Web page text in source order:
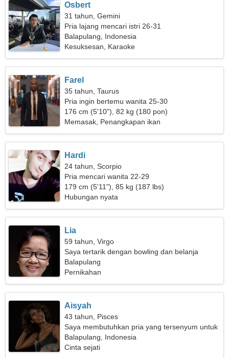
Osbert
31 tahun, Gemini
Pria lajang mencari istri 26-31
Balapulang, Indonesia
Kesuksesan, Karaoke
Farel
35 tahun, Taurus
Pria ingin bertemu wanita 25-30
176 cm (5'10"), 82 kg (180 pon)
Memasak, Penangkapan ikan
Hardi
24 tahun, Scorpio
Pria mencari wanita 22-29
179 cm (5'11"), 85 kg (187 lbs)
Hubungan nyata
Lia
59 tahun, Virgo
Saya tertarik dengan bowling dan belanja
Balapulang
Pernikahan
Aisyah
43 tahun, Pisces
Saya membutuhkan pria yang tersenyum untuk
romansa
Balapulang, Indonesia
Cinta sejati